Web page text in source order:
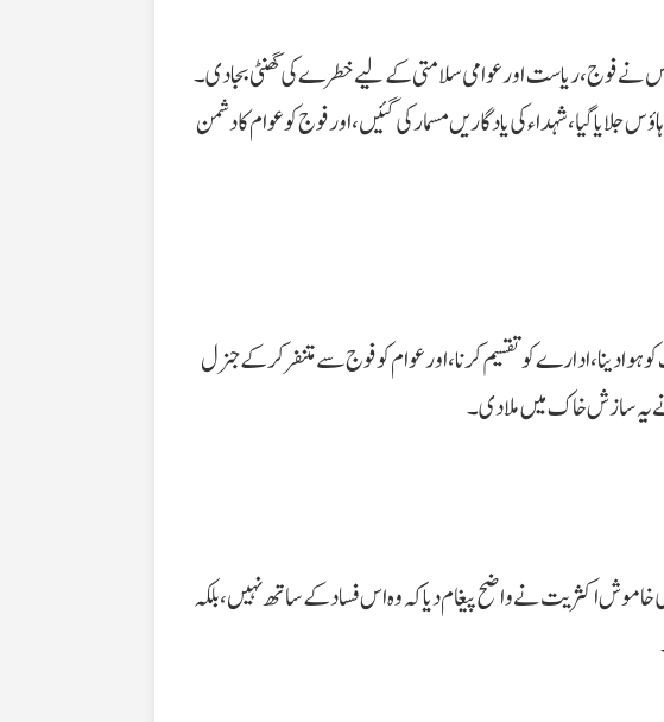
گا: 9 مئی 2023۔ یہ دن ایک ایسا سانحہ لے کر آیا جس نے فوج، ریاست اور عوامی سلامتی کے لیے خطرے کی گھنٹی بجا دی۔
گیا، شہداء کی یادگاریں مسمار کی گئیں، اور فوج کو عوام کا دشمن
دینا، ادارے کو تقسیم کرنا، اور عوام کو فوج سے متنفر کر کے جنرل
یہ سازش خاک میں ملا دی۔
اکثریت نے واضح پیغام دیا کہ وہ اس فساد کے ساتھ نہیں، بلکہ